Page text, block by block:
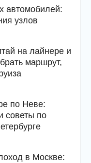
автомобилей:
узлов
на лайнере и
маршрут,
по Неве:
советы по
в Москве: